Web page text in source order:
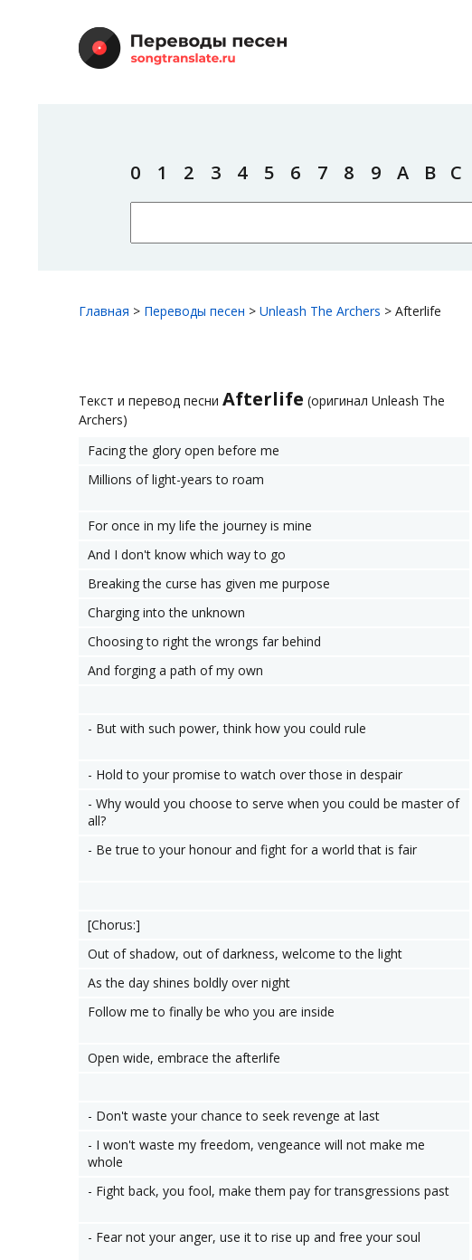
0 1 2 3 4 5 6 7 8 9 A B C
Главная > Переводы песен > Unleash The Archers > Afterlife
Текст и перевод песни Afterlife (оригинал Unleash The
Archers)
Facing the glory open before me
Millions of light-years to roam
For once in my life the journey is mine
And I don't know which way to go
Breaking the curse has given me purpose
Charging into the unknown
Choosing to right the wrongs far behind
And forging a path of my own
- But with such power, think how you could rule
- Hold to your promise to watch over those in despair
- Why would you choose to serve when you could be master of
all?
- Be true to your honour and fight for a world that is fair
[Chorus:]
Out of shadow, out of darkness, welcome to the light
As the day shines boldly over night
Follow me to finally be who you are inside
Open wide, embrace the afterlife
- Don't waste your chance to seek revenge at last
- I won't waste my freedom, vengeance will not make me
whole
- Fight back, you fool, make them pay for transgressions past
- Fear not your anger, use it to rise up and free your soul